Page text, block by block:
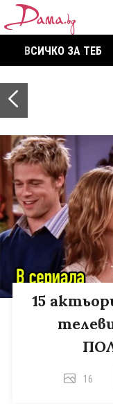
ВСИЧКО ЗА ТЕБ
15
16